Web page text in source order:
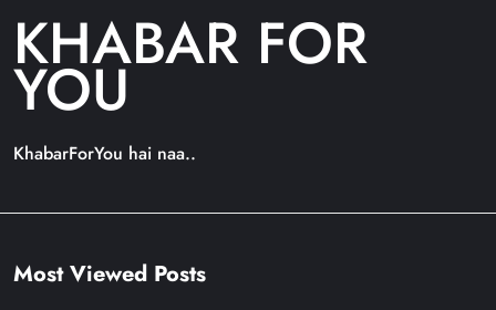
KHABAR FOR
YOU
KhabarForYou hai naa..
Most Viewed Posts